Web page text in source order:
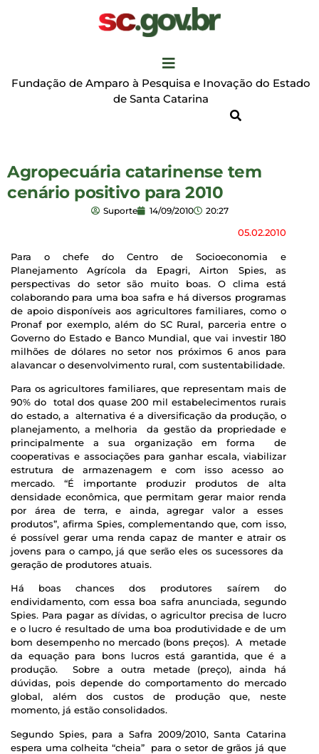
Fundação de Amparo à Pesquisa e Inovação do Estado
de Santa Catarina
Agropecuária catarinense tem
cenário positivo para 2010
Suporte 14/09/2010 20:27
05.02.2010
Para o chefe do Centro de Socioeconomia e
Planejamento Agrícola da Epagri, Airton Spies, as
perspectivas do setor são muito boas. O clima está
colaborando para uma boa safra e há diversos programas
de apoio disponíveis aos agricultores familiares, como o
Pronaf por exemplo, além do SC Rural, parceria entre o
Governo do Estado e Banco Mundial, que vai investir 180
milhões de dólares no setor nos próximos 6 anos para
alavancar o desenvolvimento rural, com sustentabilidade.
Para os agricultores familiares, que representam mais de
90% do total dos quase 200 mil estabelecimentos rurais
do estado, a alternativa é a diversificação da produção, o
planejamento, a melhoria da gestão da propriedade e
principalmente a sua organização em forma de
cooperativas e associações para ganhar escala, viabilizar
estrutura de armazenagem e com isso acesso ao
mercado. “É importante produzir produtos de alta
densidade econômica, que permitam gerar maior renda
por área de terra, e ainda, agregar valor a esses
produtos”, afirma Spies, complementando que, com isso,
é possível gerar uma renda capaz de manter e atrair os
jovens para o campo, já que serão eles os sucessores da
geração de produtores atuais.
Há boas chances dos produtores saírem do
endividamento, com essa boa safra anunciada, segundo
Spies. Para pagar as dívidas, o agricultor precisa de lucro
e o lucro é resultado de uma boa produtividade e de um
bom desempenho no mercado (bons preços). A metade
da equação para bons lucros está garantida, que é a
produção. Sobre a outra metade (preço), ainda há
dúvidas, pois depende do comportamento do mercado
global, além dos custos de produção que, neste
momento, já estão consolidados.
Segundo Spies, para a Safra 2009/2010, Santa Catarina
espera uma colheita “cheia” para o setor de grãos já que